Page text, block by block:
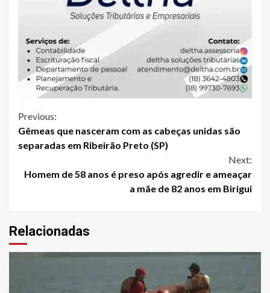
Continue
Reading
Previous:
Gêmeas que nasceram com as cabeças unidas são
separadas em Ribeirão Preto (SP)
Next:
Homem de 58 anos é preso após agredir e ameaçar
a mãe de 82 anos em Birigui
Relacionadas